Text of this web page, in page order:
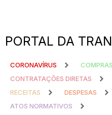
PORTAL DA
CORONAVÍRUS
COMPRAS
CONTRATAÇÕES DIRETAS
RECEITAS
DESPESAS
ATOS NORMATIVOS